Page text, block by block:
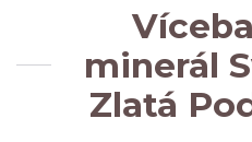
minerál
Zlatá